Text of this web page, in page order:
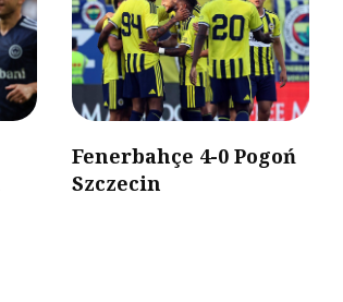
Fenerbahçe 4-0 Pogoń
Szczecin